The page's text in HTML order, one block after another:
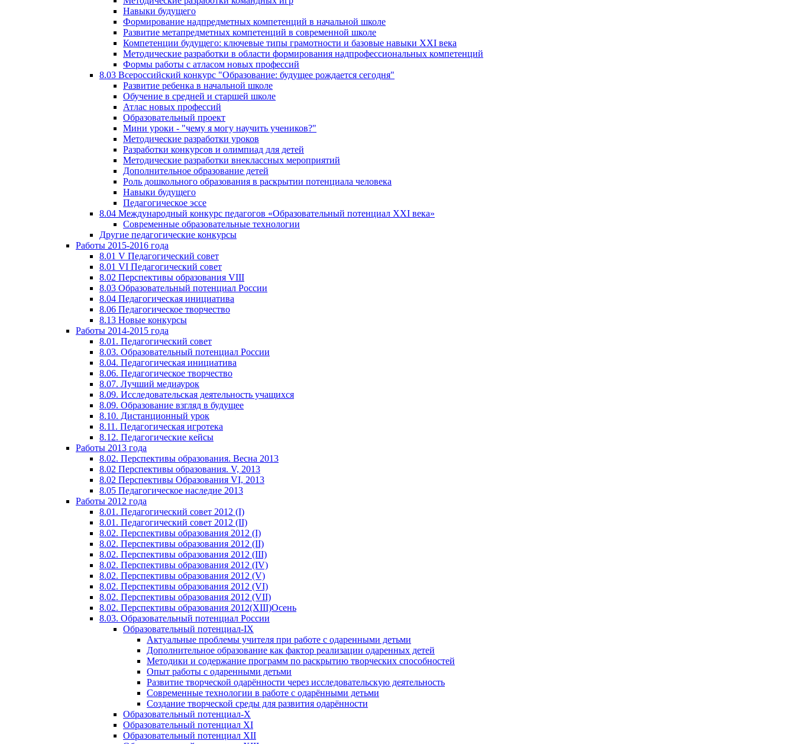
Навыки будущего
Формирование надпредметных компетенций в начальной школе
Развитие метапредметных компетенций в современной школе
Компетенции будущего: ключевые типы грамотности и базовые навыки XXI века
Методические разработки в области формирования надпрофессиональных компетенций
Формы работы с атласом новых профессий
8.03 Всероссийский конкурс "Образование: будущее рождается сегодня"
Развитие ребенка в начальной школе
Обучение в средней и старшей школе
Атлас новых профессий
Образовательный проект
Мини уроки - "чему я могу научить учеников?"
Методические разработки уроков
Разработки конкурсов и олимпиад для детей
Методические разработки внеклассных мероприятий
Дополнительное образование детей
Роль дошкольного образования в раскрытии потенциала человека
Навыки будущего
Педагогическое эссе
8.04 Международный конкурс педагогов «Образовательный потенциал XXI века»
Современные образовательные технологии
Другие педагогические конкурсы
Работы 2015-2016 года
8.01 V Педагогический совет
8.01 VI Педагогический совет
8.02 Перспективы образования VIII
8.03 Образовательный потенциал России
8.04 Педагогическая инициатива
8.06 Педагогическое творчество
8.13 Новые конкурсы
Работы 2014-2015 года
8.01. Педагогический совет
8.03. Образовательный потенциал России
8.04. Педагогическая инициатива
8.06. Педагогическое творчество
8.07. Лучший медиаурок
8.09. Исследовательская деятельность учащихся
8.09. Образование взгляд в будущее
8.10. Дистанционный урок
8.11. Педагогическая игротека
8.12. Педагогические кейсы
Работы 2013 года
8.02. Перспективы образования. Весна 2013
8.02 Перспективы образования. V, 2013
8.02 Перспективы Образования VI, 2013
8.05 Педагогическое наследие 2013
Работы 2012 года
8.01. Педагогический совет 2012 (I)
8.01. Педагогический совет 2012 (II)
8.02. Перспективы образования 2012 (I)
8.02. Перспективы образования 2012 (II)
8.02. Перспективы образования 2012 (III)
8.02. Перспективы образования 2012 (IV)
8.02. Перспективы образования 2012 (V)
8.02. Перспективы образования 2012 (VI)
8.02. Перспективы образования 2012 (VII)
8.02. Перспективы образования 2012(XIII)Осень
8.03. Образовательный потенциал России
Образовательный потенциал-IX
Актуальные проблемы учителя при работе с одаренными детьми
Дополнительное образование как фактор реализации одаренных детей
Методики и содержание программ по раскрытию творческих способностей
Опыт работы с одаренными детьми
Развитие творческой одарённости через исследовательскую деятельность
Современные технологии в работе с одарёнными детьми
Создание творческой среды для развития одарённости
Образовательный потенциал-X
Образовательный потенциал XI
Образовательный потенциал XII